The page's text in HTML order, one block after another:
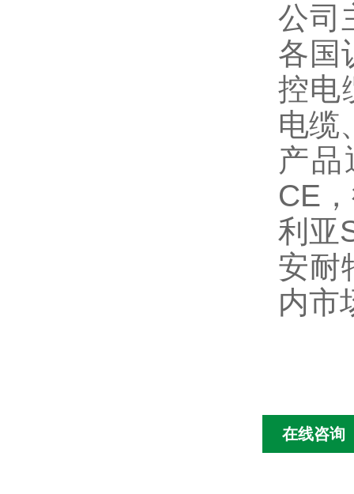
公司
各国
控电
电缆
产
CE
利亚
安耐
内市
在线咨询